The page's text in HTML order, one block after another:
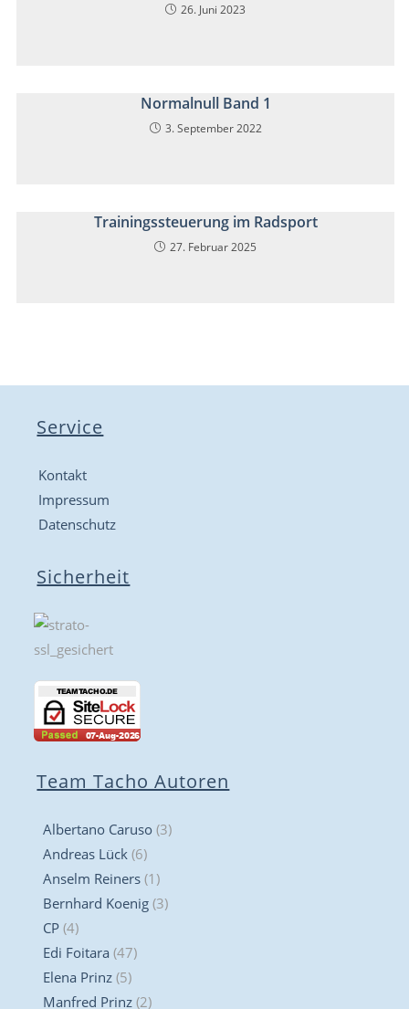
26. Juni 2023
Normalnull Band 1
3. September 2022
Trainingssteuerung im Radsport
27. Februar 2025
Service
Kontakt
Impressum
Datenschutz
Sicherheit
Team Tacho Autoren
Albertano Caruso (3)
Andreas Lück (6)
Anselm Reiners (1)
Bernhard Koenig (3)
CP (4)
Edi Foitara (47)
Elena Prinz (5)
Manfred Prinz (2)